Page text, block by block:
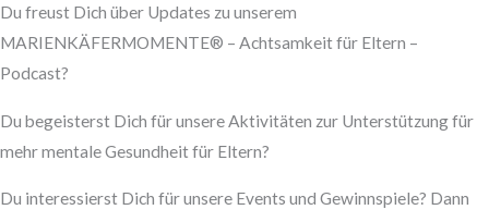
Du freust Dich über Updates zu unserem
MARIENKÄFERMOMENTE® – Achtsamkeit für Eltern –
Podcast?
Du begeisterst Dich für unsere Aktivitäten zur Unterstützung für
mehr mentale Gesundheit für Eltern?
Du interessierst Dich für unsere Events und Gewinnspiele? Dann